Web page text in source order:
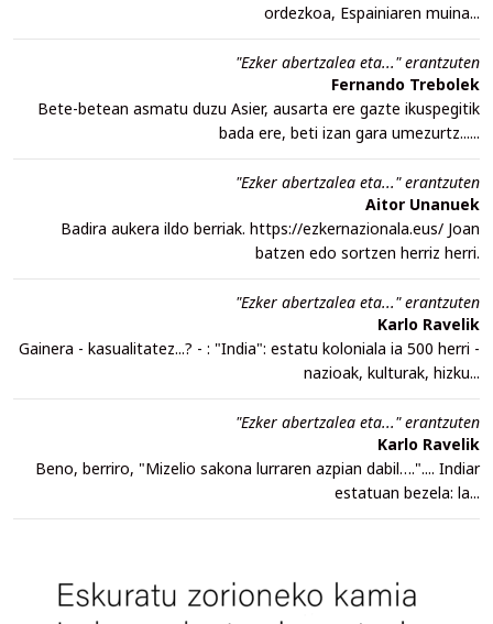
ordezkoa, Espainiaren muina...
"Ezker abertzalea eta..." erantzuten
Fernando Trebolek
Bete-betean asmatu duzu Asier, ausarta ere gazte ikuspegitik
bada ere, beti izan gara umezurtz......
"Ezker abertzalea eta..." erantzuten
Aitor Unanuek
Badira aukera ildo berriak. https://ezkernazionala.eus/ Joan
batzen edo sortzen herriz herri.
"Ezker abertzalea eta..." erantzuten
Karlo Ravelik
Gainera - kasualitatez...? - : "India": estatu koloniala ia 500 herri -
nazioak, kulturak, hizku...
"Ezker abertzalea eta..." erantzuten
Karlo Ravelik
Beno, berriro, "Mizelio sakona lurraren azpian dabil….".... Indiar
estatuan bezela: la...